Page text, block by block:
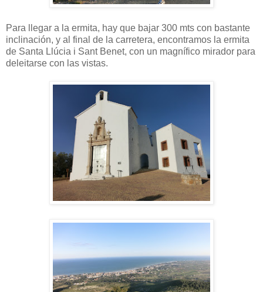
Para llegar a la ermita, hay que bajar 300 mts con bastante
inclinación, y al final de la carretera, encontramos la ermita
de Santa Llúcia i Sant Benet, con un magnífico mirador para
deleitarse con las vistas.